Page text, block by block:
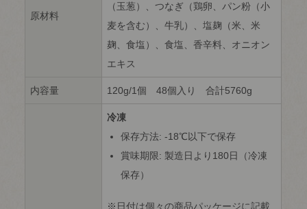
原材料
（玉葱）、つなぎ（鶏卵、パン粉（小
麦を含む）、牛乳）、塩麹（米、米
麹、食塩）、食塩、香辛料、オニオン
エキス
内容量 120g/1個 48個入り 合計5760g
冷凍
保存方法: -18℃以下で保存
賞味期限: 製造日より180日（冷凍
保存）
日付は個々の商品パッケージに記載